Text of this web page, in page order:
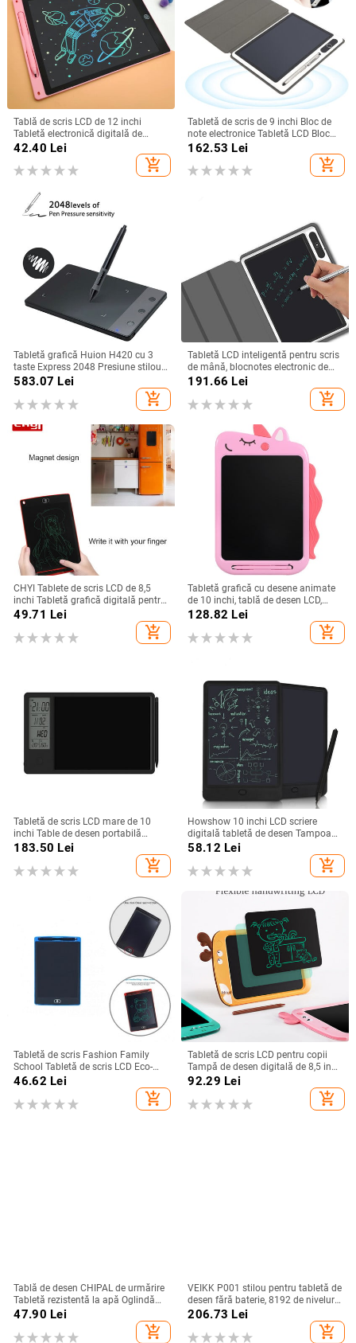
Tablă de scris LCD de 12 inchi
Tabletă electronică digitală de
desen Doodle Tampă de scris de
mână colorată pentru copii Tablă
ultra-subțire cu stilou
42.40 Lei
add_shopping_cart
Tabletă de scris de 9 inchi Bloc de
note electronice Tabletă LCD Bloc
de desen Material de afaceri
Instrument de pictură manuală
162.53 Lei
add_shopping_cart
Tabletă grafică Huion H420 cu 3
taste Express 2048 Presiune stilou
digital tabletă Pad de semnătură
pentru desen animat OSU Gaming
583.07 Lei
add_shopping_cart
Tabletă LCD inteligentă pentru scris
de mână, blocnotes electronic de
10,1 inci, cu carcasă din piele
artificială, tablă de desen pentru
muncă și studiu, multifuncțională
191.66 Lei
add_shopping_cart
CHYI Tablete de scris LCD de 8,5
inchi Tabletă grafică digitală pentru
scris de mână electronică Tablă de
desen ultra subțire pentru cadouri
pentru copii
49.71 Lei
add_shopping_cart
Tabletă grafică cu desene animate
de 10 inchi, tablă de desen LCD,
bloc electronic de scris monocolor
128.82 Lei
add_shopping_cart
Tabletă de scris LCD mare de 10
inchi Table de desen portabilă
pentru copii Notebook de scris de
mână stilou magnetic pentru copii
183.50 Lei
add_shopping_cart
Howshow 10 inchi LCD scriere
digitală tabletă de desen Tampoane
de scris de mână Placă grafică
electronică portabilă cu funcție de
blocare Dropship
58.12 Lei
add_shopping_cart
Tabletă de scris Fashion Family
School Tabletă de scris LCD Eco-
friendly Protejează vederea Tablete
46.62 Lei
add_shopping_cart
Tabletă de scris LCD pentru copii
Tampă de desen digitală de 8,5 inci
Tabloă de scris de mână electronică
portabilă cu desene animate Cadou
jucărie pentru copii mici cu stilou
92.29 Lei
add_shopping_cart
Tablă de desen CHIPAL de urmărire
Tabletă rezistentă la apă Oglindă
speculară Reflecție Dimming Artă
grafică Placă de copiere pentru
telefonul iPhone
47.90 Lei
add_shopping_cart
VEIKK P001 stilou pentru tabletă de
desen fără baterie, 8192 de niveluri,
stilou pasiv de presiune pentru
206.73 Lei
add_shopping_cart